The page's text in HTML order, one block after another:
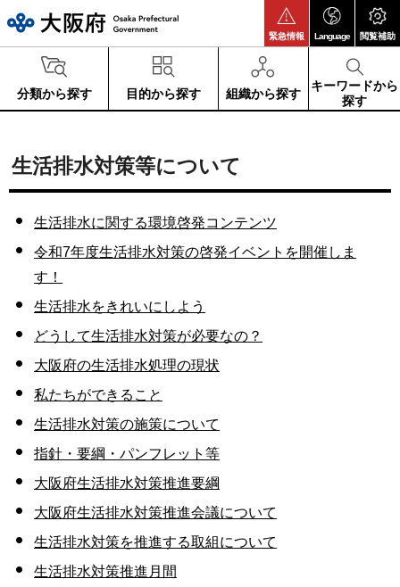
緊急情報 Language 閲覧補助
分類から探す 目的から探す 組織から探す
キーワードから
探す
生活排水対策等について
生活排水に関する環境啓発コンテンツ
令和7年度生活排水対策の啓発イベントを開催しま
す！
生活排水をきれいにしよう
どうして生活排水対策が必要なの？
大阪府の生活排水処理の現状
私たちができること
生活排水対策の施策について
指針・要綱・パンフレット等
大阪府生活排水対策推進要綱
大阪府生活排水対策推進会議について
生活排水対策を推進する取組について
生活排水対策推進月間